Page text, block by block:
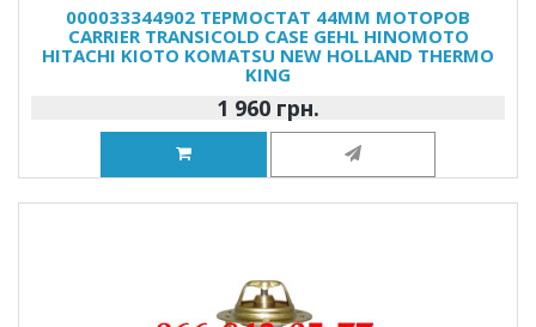
000033344902 ТЕРМОСТАТ 44ММ МОТОРОВ
CARRIER TRANSICOLD CASE GEHL HINOMOTO
HITACHI KIOTO KOMATSU NEW HOLLAND THERMO
KING
1 960 грн.